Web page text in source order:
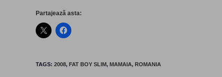
Partajează asta:
TAGS: 2008, FAT BOY SLIM, MAMAIA, ROMANIA